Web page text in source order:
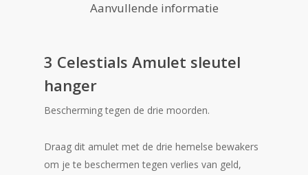
Aanvullende informatie
3 Celestials Amulet sleutel
hanger
Bescherming tegen de drie moorden.
Draag dit amulet met de drie hemelse bewakers
om je te beschermen tegen verlies van geld,